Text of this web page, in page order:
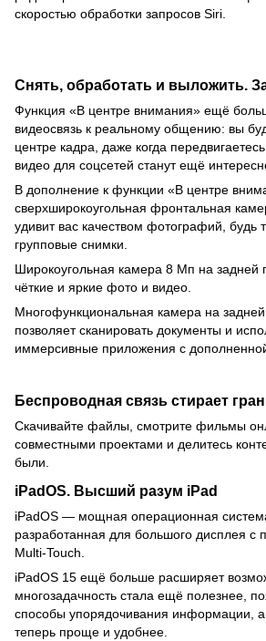
скоростью обработки запросов Siri.
Снять, обработать и выложить.
Функция «В центре внимания» ещё
видеосвязь к реальному общению: вы
центре кадра, даже когда
видео для соцсетей станут ещё
В дополнение к функции «В центре
сверхширокоугольная фронтальная
удивит вас качеством фотографий, будь
групповые снимки.
Широкоугольная камера 8 Мп на задней
чёткие и яркие фото и видео.
Многофункциональная камера на
позволяет сканировать документы и
иммерсивные приложения с
Беспроводная связь стирает
Скачивайте файлы, смотрите фильмы
совместными проектами и делитесь
были.
iPadOS. Высший разум iPad
iPadOS — мощная операционная
разработанная для большого дисплея с
Multi‑Touch.
iPadOS 15 ещё больше расширяет
многозадачность стала ещё полезнее,
способы упорядочивания информации, а
теперь проще и удобнее.